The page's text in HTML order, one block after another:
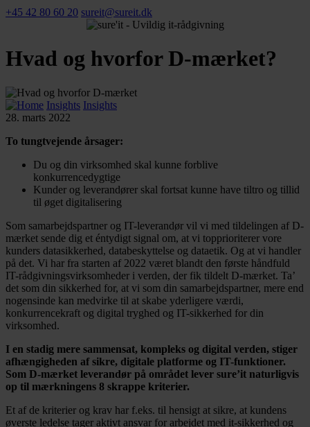
+45 42 80 60 20 sureit@sureit.dk
Hvad og hvorfor D-mærket?
Insights Insights
28. marts 2022
To tungtvejende årsager:
Du og din virksomhed skal kunne forblive
konkurrencedygtige
Kunder og leverandører skal fortsat kunne have tiltro og tillid
til øget digitalisering
Som samarbejdspartner og IT-leverandør vil vi med tildelingen af D-
mærket sende dig et éntydigt signal om, at vi topprioriterer vore
kunders datasikkerhed, databeskyttelse og dataetik. Og at vi handler
på det. Vi har fra starten af 2022 været blandt den første håndfuld
IT-rådgivningsvirksomheder i verden, der fik tildelt D-mærket. Ta’
det som din sikkerhed for, at vi som din samarbejdspartner, mere end
nogensinde kan medvirke til at skabe yderligere værdi,
konkurrencekraft og digital tryghed og IT-sikkerhed for din
virksomhed.
I en stadig mere sammensat, kompleks og digital verden, stiger
afhængigheden af sikre, digitale platforme og IT-funktioner.
Som D-mærket leverandør på området lever sure’it naturligvis
op til mærkningens 8 skrappe kriterier.
Et af de kriterier og krav har f.eks. til hensigt at sikre, at kundens
øverste ledelse tager aktivt ansvar for arbejdet med it-sikkerhed og